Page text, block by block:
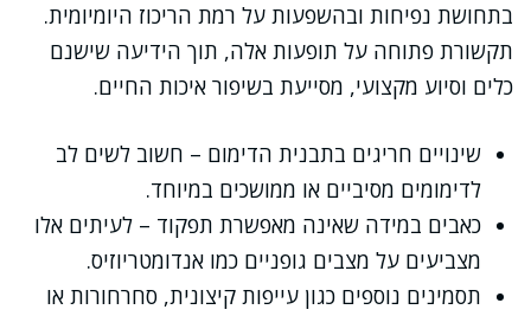
בתחושת נפיחות ובהשפעות על רמת הריכוז היומיומית.
תקשורת פתוחה על תופעות אלה, תוך הידיעה שישנם
כלים וסיוע מקצועי, מסייעת בשיפור איכות החיים.
שינויים חריגים בתבנית הדימום – חשוב לשים לב
לדימומים מסיביים או ממושכים במיוחד.
כאבים במידה שאינה מאפשרת תפקוד – לעיתים אלו
מצביעים על מצבים גופניים כמו אנדומטריוזיס.
תסמינים נוספים כגון עייפות קיצונית, סחרחורות או